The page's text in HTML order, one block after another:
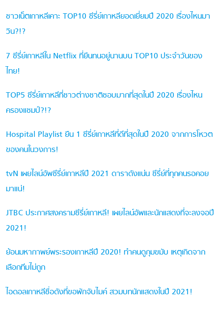
ชาวเน็ตเกาหลีเคาะ TOP10 ซีรี่ย์เกาหลียอดเยี่ยมปี 2020 เรื่องไหนมา
วิน?!?
7 ซีรี่ย์เกาหลีใน Netflix ที่ยืนทนอยู่นานบน TOP10 ประจำวันของ
ไทย!
TOP5 ซีรี่ย์เกาหลีที่ชาวต่างชาติชอบมากที่สุดในปี 2020 เรื่องไหน
ครองแชมป์?!?
Hospital Playlist ยืน 1 ซีรี่ย์เกาหลีที่ดีที่สุดในปี 2020 จากการโหวต
ของคนในวงการ!
tvN เผยไลน์อัพซีรี่ย์เกาหลีปี 2021 ดาราดังแน่น ซีรี่ย์ที่ทุกคนรอคอย
มาแน่!
JTBC ประกาศสงครามซีรี่ย์เกาหลี! เผยไลน์อัพและนักแสดงที่จะลงจอปี
2021!
ย้อนมหากาพย์พระรองเกาหลีปี 2020! ทำคนดูกุมขมับ เหตุเกิดจาก
เลือกทีมไม่ถูก
ไอดอลเกาหลีชื่อดังที่ขอพักจับไมค์ สวมบทนักแสดงในปี 2021!